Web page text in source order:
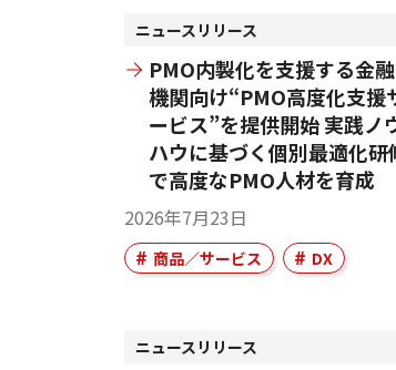
ニュースリリース
PMO内製化を支援する金融
機関向け“PMO高度化支援
ービス”を提供開始 実践ノ
ハウに基づく個別最適化研
で高度なPMO人材を育成
2026年7月23日
商品／サービス DX
ニュースリリース